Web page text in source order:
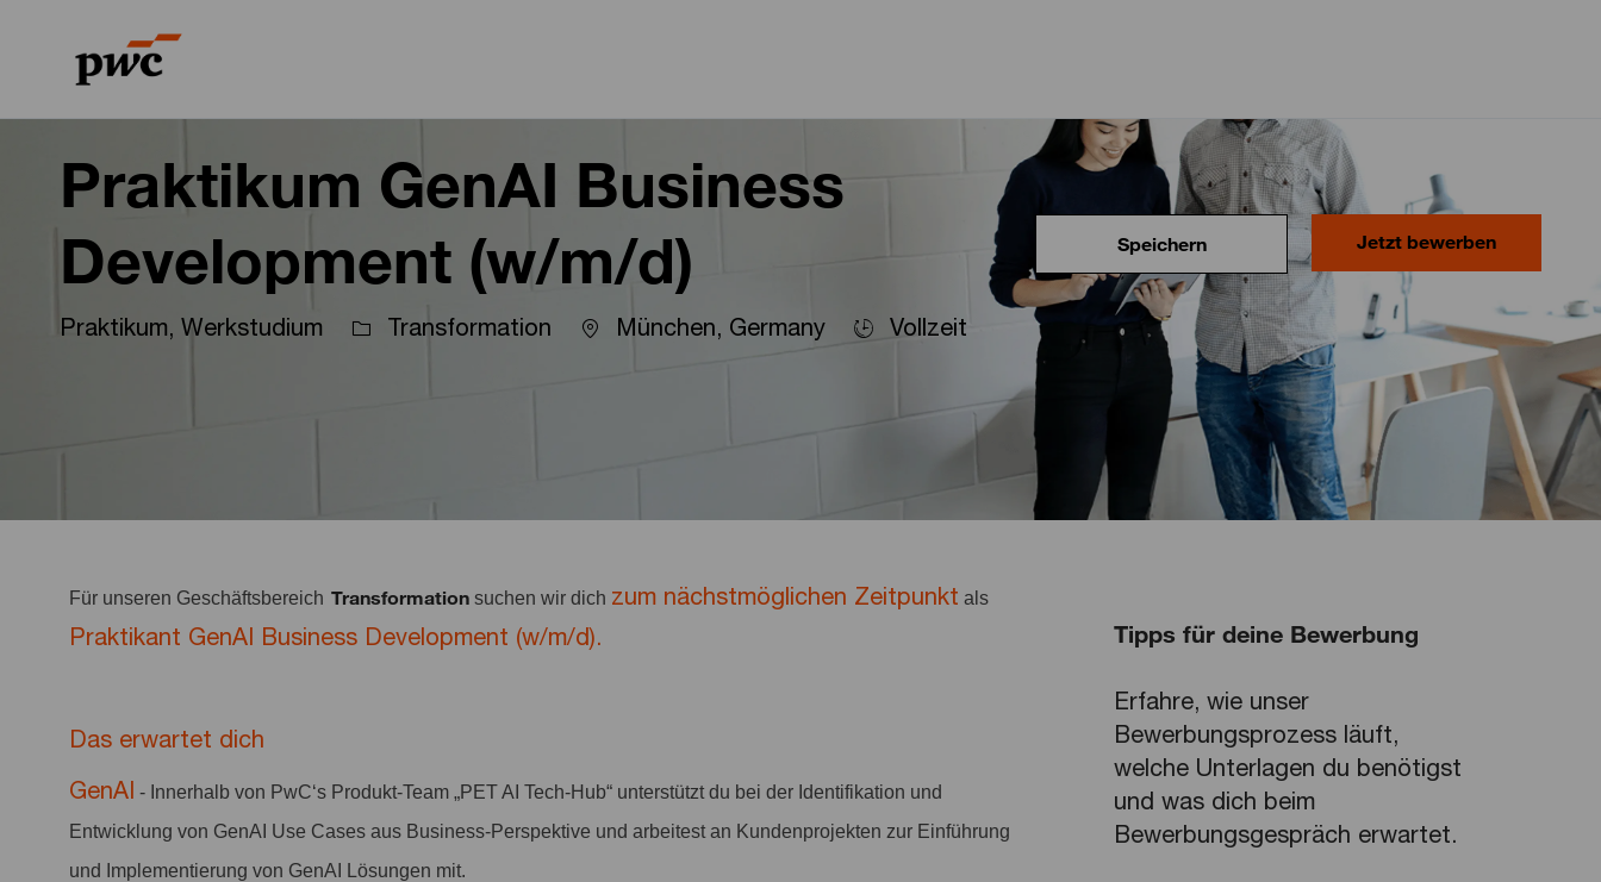
Praktikum GenAI Business
Development (w/m/d)
Praktikum, Werkstudium Transformation Location
München, Germany Vollzeit
Speichern Jetzt bewerben
Für unseren Geschäftsbereich Transformation suchen wir dich zum nächstmöglichen Zeitpunkt als
Praktikant GenAI Business Development (w/m/d).
Das erwartet dich
GenAI - Innerhalb von PwC‘s Produkt-Team „PET AI Tech-Hub“ unterstützt du bei der Identifikation und
Entwicklung von GenAI Use Cases aus Business-Perspektive und arbeitest an Kundenprojekten zur Einführung
und Implementierung von GenAI Lösungen mit.
Tipps für deine Bewerbung
Erfahre, wie unser
Bewerbungsprozess läuft,
welche Unterlagen du benötigst
und was dich beim
Bewerbungsgespräch erwartet.